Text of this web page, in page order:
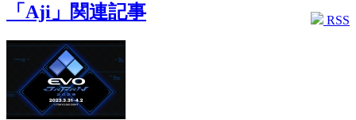
RSS
「Aji」関連記事